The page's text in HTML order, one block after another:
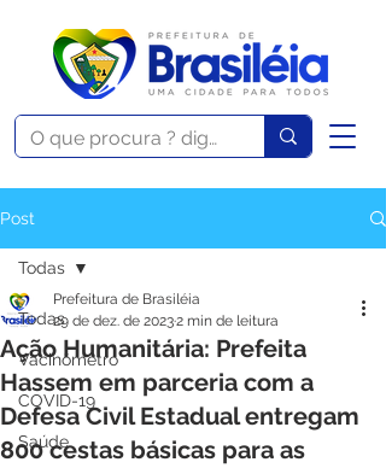
Post
Todas
Vacinômetro
COVID-19
Saúde
Todas
Ação Humanitária: Prefeita
Hassem em parceria com a
Defesa Civil Estadual entregam
800 cestas básicas para as
Prefeitura de Brasiléia
29 de dez. de 20232 min de leitura